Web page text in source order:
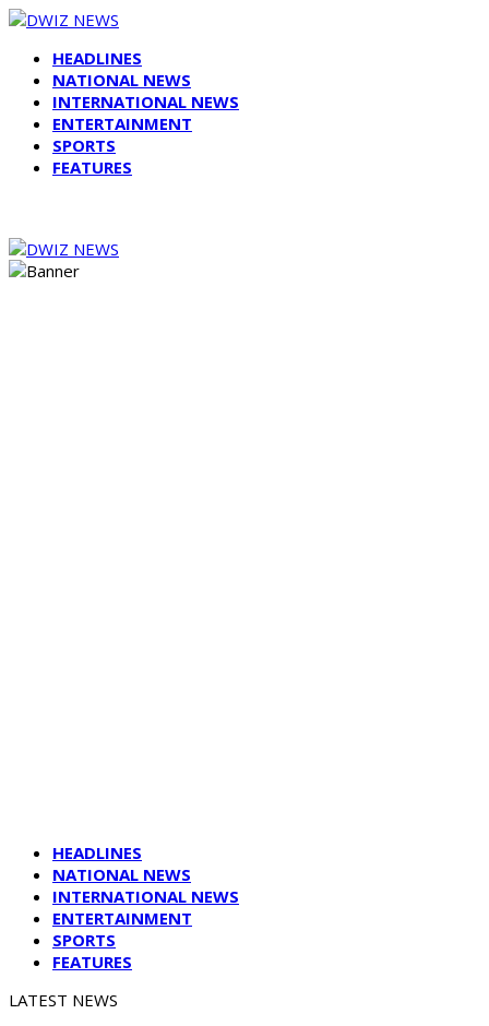
HEADLINES
NATIONAL NEWS
INTERNATIONAL NEWS
ENTERTAINMENT
SPORTS
FEATURES
HEADLINES
NATIONAL NEWS
INTERNATIONAL NEWS
ENTERTAINMENT
SPORTS
FEATURES
LATEST NEWS